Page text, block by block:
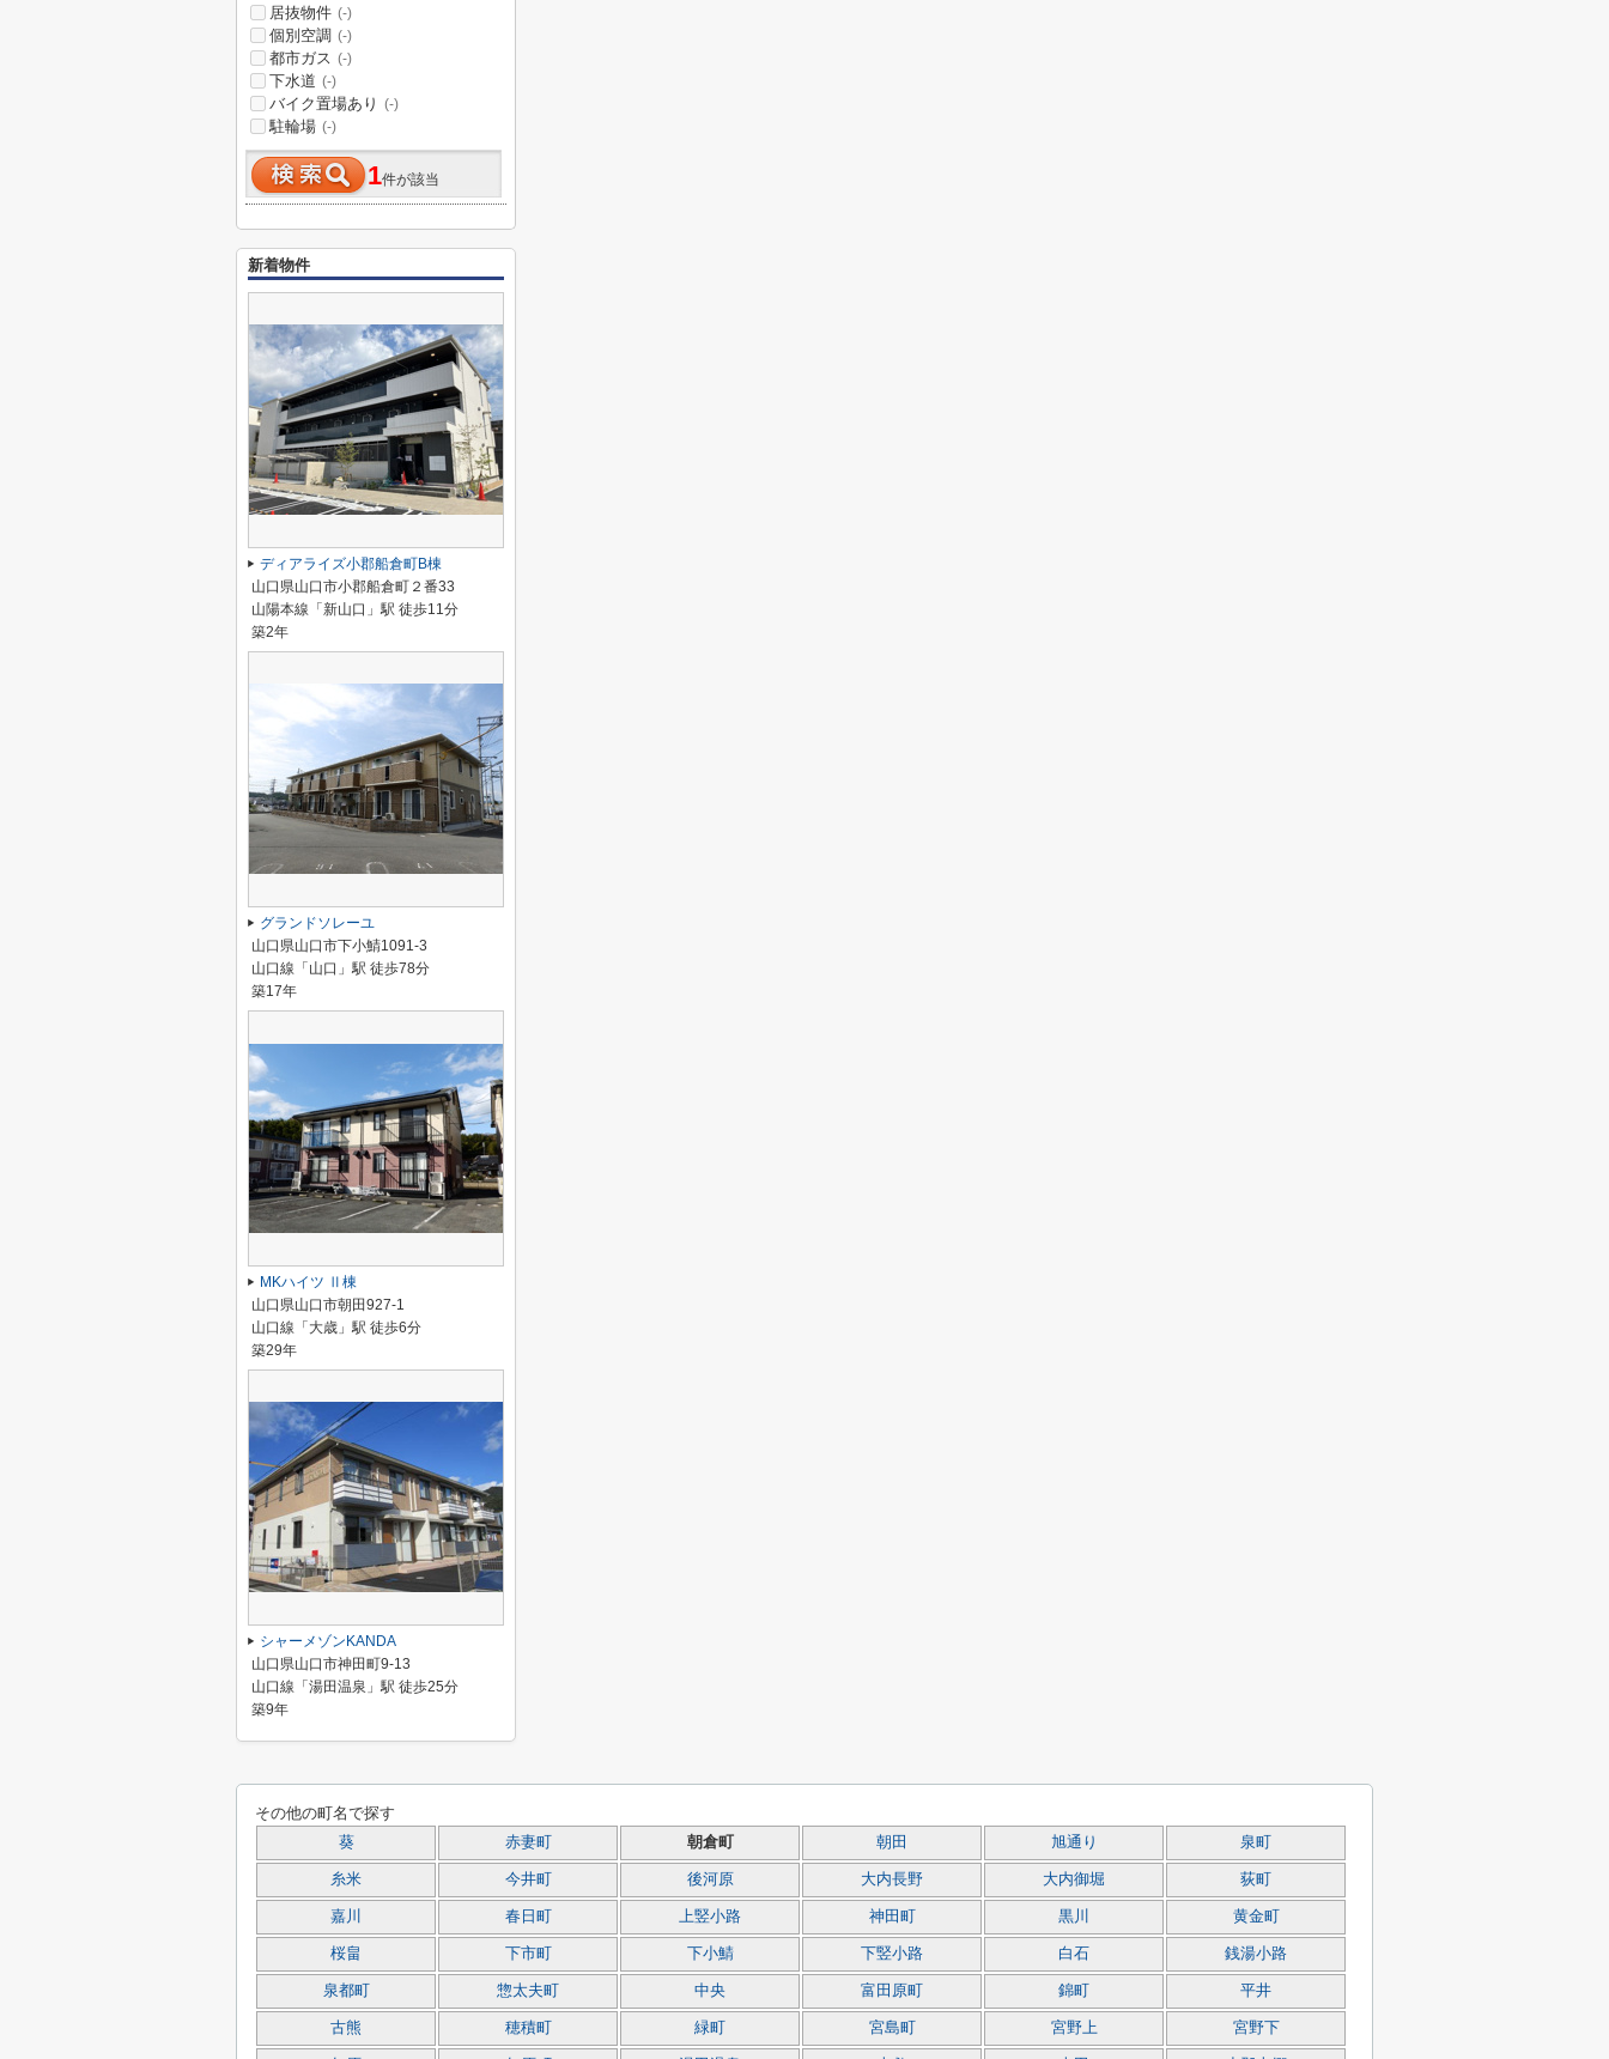
居抜物件 (-)
個別空調 (-)
都市ガス (-)
下水道 (-)
バイク置場あり (-)
駐輪場 (-)
1件が該当
新着物件
ディアライズ小郡船倉町B棟
山口県山口市小郡船倉町２番33
山陽本線「新山口」駅 徒歩11分
築2年
グランドソレーユ
山口県山口市下小鯖1091-3
山口線「山口」駅 徒歩78分
築17年
MKハイツ Ⅱ棟
山口県山口市朝田927-1
山口線「大歳」駅 徒歩6分
築29年
シャーメゾンKANDA
山口県山口市神田町9-13
山口線「湯田温泉」駅 徒歩25分
築9年
その他の町名で探す
葵 赤妻町 朝倉町 朝田 旭通り 泉町
糸米 今井町 後河原 大内長野 大内御堀 荻町
嘉川 春日町 上竪小路 神田町 黒川 黄金町
桜畠 下市町 下小鯖 下竪小路 白石 銭湯小路
泉都町 惣太夫町 中央 富田原町 錦町 平井
古熊 穂積町 緑町 宮島町 宮野上 宮野下